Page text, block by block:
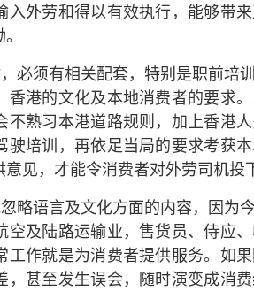
入外劳和得以有效执行，能够带
必须有相关配套，特别是职前培
香港的文化及本地消费者的要求
熟习本港道路规则，加上香港
驶培训，再依足当局的要求考获
见，才能令消费者对外劳司机投
略语言及文化方面的内容，因为
空及陆路运输业，售货员、侍应
工作就是为消费者提供服务。如
，甚至发生误会，随时演变成消